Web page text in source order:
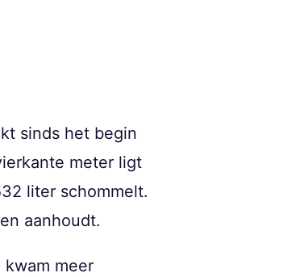
sinds het begin
meter ligt
liter schommelt.
aanhoudt.
meer